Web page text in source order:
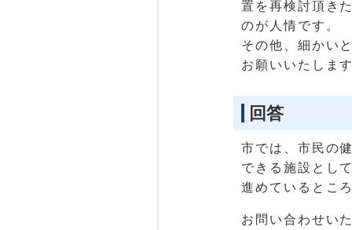
置を再検討頂き
のが人情です。
その他、細かい
お願いいたしま
回答
市では、市民の
できる施設とし
進めているとこ
お問い合わせい